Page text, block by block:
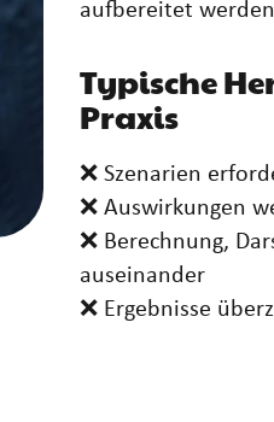
aufbereitet
Typische
Praxis
❌ Szenarien
❌ Auswirkungen
❌ Berechnung,
auseinander
❌ Ergebnisse